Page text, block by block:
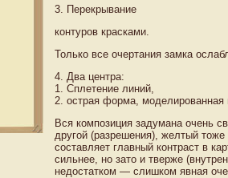
3. Перекрывание
контуров красками.
Только все очертания замка
4. Два центра:
1. Сплетение линий,
2. острая форма, моделированная
Вся композиция задумана очень
другой (разрешения), желтый
составляет главный контраст в
сильнее, но зато и тверже
недостатком — слишком явная